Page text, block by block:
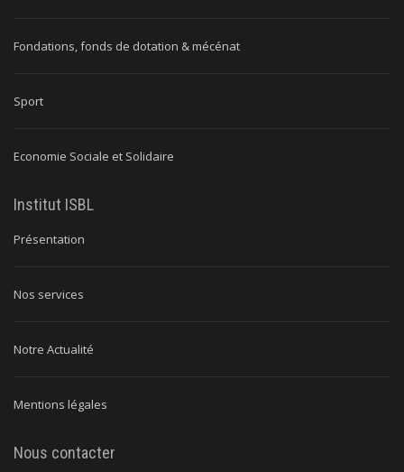
Fondations, fonds de dotation & mécénat
Sport
Economie Sociale et Solidaire
Institut ISBL
Présentation
Nos services
Notre Actualité
Mentions légales
Nous contacter